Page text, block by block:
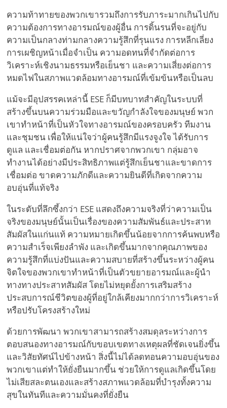
ความท้าทายของพวกเขารวมถึงการรับภาระมากเกินไปกับ
ความต้องการทางอารมณ์ของผู้อื่น การดิ้นรนที่จะอยู่กับ
ความเป็นกลางท่ามกลางความรู้สึกที่รุนแรง การหลีกเลี่ยง
การเผชิญหน้าเมื่อจำเป็น ความอดทนที่จำกัดต่อการ
วิเคราะห์เชิงนามธรรมหรือเย็นชา และความเสี่ยงต่อการ
หมดไฟในสภาพแวดล้อมทางอารมณ์ที่เข้มข้นหรือเป็นลบ
แม้จะมีอุปสรรคเหล่านี้ ESE ก็มีบทบาทสำคัญในระบบที่
สร้างขึ้นบนความร่วมมือและขวัญกำลังใจของมนุษย์ พวก
เขาทำหน้าที่เป็นหัวใจทางอารมณ์ของครอบครัว ทีมงาน
และชุมชน เพื่อให้แน่ใจว่าผู้คนรู้สึกมีแรงจูงใจ ได้รับการ
ดูแล และเชื่อมต่อกัน หากปราศจากพวกเขา กลุ่มอาจ
ทำงานได้อย่างมีประสิทธิภาพแต่รู้สึกเย็นชาและขาดการ
เชื่อมต่อ ขาดความภักดีและความยินดีที่เกิดจากความ
อบอุ่นที่แท้จริง
ในระดับที่ลึกซึ้งกว่า ESE แสดงถึงความจริงที่ว่าความเป็น
จริงของมนุษย์นั้นเป็นเรื่องของความสัมพันธ์และประสาท
สัมผัสในแก่นแท้ ความหมายเกิดขึ้นน้อยจากการค้นพบหรือ
ความสำเร็จเพียงลำพัง และเกิดขึ้นมากจากคุณภาพของ
ความรู้สึกที่แบ่งปันและความสบายที่สร้างขึ้นระหว่างผู้คน
จิตใจของพวกเขาทำหน้าที่เป็นตัวขยายอารมณ์และผู้นำ
ทางทางประสาทสัมผัส โดยไม่หยุดยั้งการเสริมสร้าง
ประสบการณ์ชีวิตของผู้ที่อยู่ใกล้เคียงมากกว่าการวิเคราะห์
หรือปรับโครงสร้างใหม่
ด้วยการพัฒนา พวกเขาสามารถสร้างสมดุลระหว่างการ
ตอบสนองทางอารมณ์กับขอบเขตทางเหตุผลที่ชัดเจนยิ่งขึ้น
และวิสัยทัศน์ไปข้างหน้า สิ่งนี้ไม่ได้ลดทอนความอบอุ่นของ
พวกเขาแต่ทำให้ยั่งยืนมากขึ้น ช่วยให้การดูแลเกิดขึ้นโดย
ไม่เสียสละตนเองและสร้างสภาพแวดล้อมที่บำรุงทั้งความ
สุขในทันทีและความมั่นคงที่ยั่งยืน